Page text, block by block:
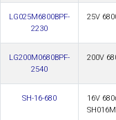
LG025M6800BPF-
2230
25V
LG200M0680BPF-
2540
200V
SH-16-680
16V